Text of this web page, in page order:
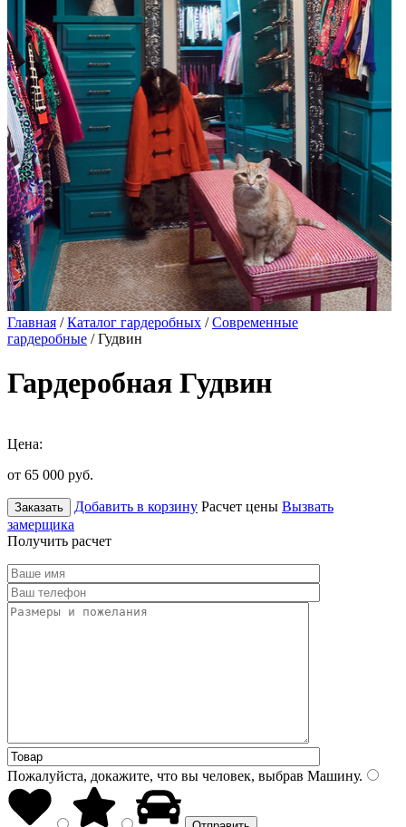
Главная /Каталог гардеробных /Современные
гардеробные / Гудвин
Гардеробная Гудвин
Цена:
от 65 000 руб.
Заказать Добавить в корзину Расчет цены Вызвать
замерщика
Получить расчет
Пожалуйста, докажите, что вы человек, выбрав Машину.